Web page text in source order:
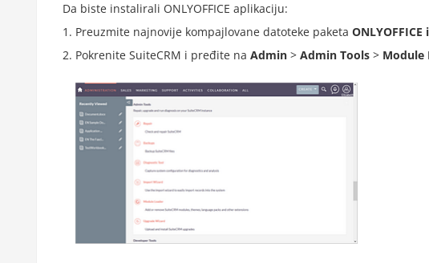
Da biste instalirali ONLYOFFICE aplikaciju:
Preuzmite najnovije kompajlovane datoteke paketa
Pokrenite SuiteCRM i pređite na Admin > Admin Tools > Module